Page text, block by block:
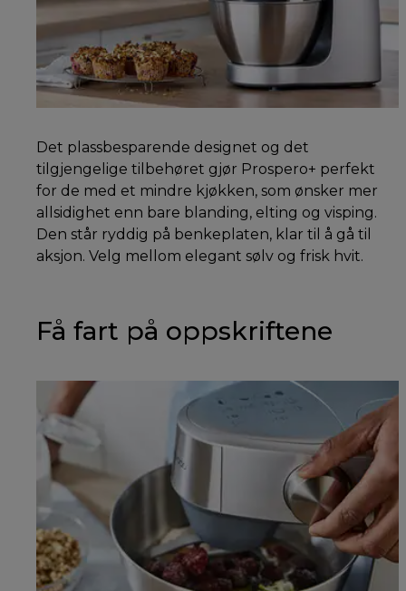
Det plassbesparende designet og det
tilgjengelige tilbehøret gjør Prospero+ perfekt
for de med et mindre kjøkken, som ønsker mer
allsidighet enn bare blanding, elting og visping.
Den står ryddig på benkeplaten, klar til å gå til
aksjon. Velg mellom elegant sølv og frisk hvit.
Få fart på oppskriftene